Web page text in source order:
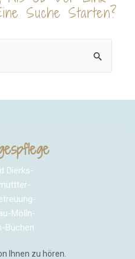
Suche Starten?
Ihnen zu hören.